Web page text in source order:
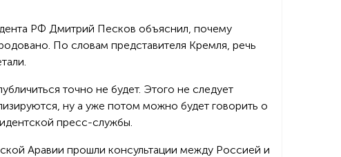
РФ Дмитрий Песков объяснил, почему
По словам представителя Кремля, речь
точно не будет. Этого не следует
ну а уже потом можно будет говорить о
пресс-службы.
Аравии прошли консультации между Россией и